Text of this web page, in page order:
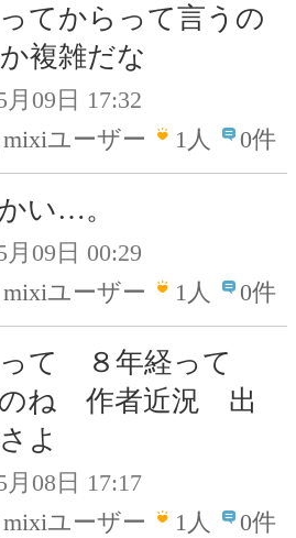
てからって言うの
複雑だな
月09日 17:32
mixiユーザー
1人 0件
い…。
月09日 00:29
mixiユーザー
1人 0件
って ８年経って
のね 作者近況 出
よ
月08日 17:17
mixiユーザー
1人 0件